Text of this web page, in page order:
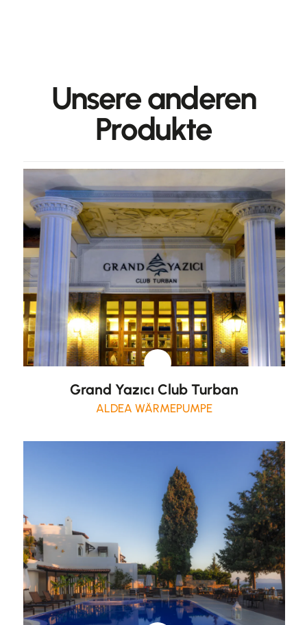
Unsere anderen
Produkte
Grand Yazıcı Club Turban
ALDEA WÄRMEPUMPE